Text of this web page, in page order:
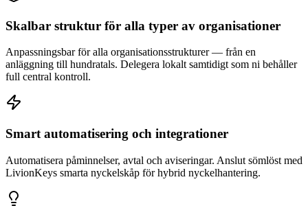
Skalbar struktur för alla typer av organisationer
Anpassningsbar för alla organisationsstrukturer — från en
anläggning till hundratals. Delegera lokalt samtidigt som ni behåller
full central kontroll.
Smart automatisering och integrationer
Automatisera påminnelser, avtal och aviseringar. Anslut sömlöst med
LivionKeys smarta nyckelskåp för hybrid nyckelhantering.